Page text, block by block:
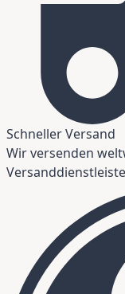
Schneller Versand
Wir versenden